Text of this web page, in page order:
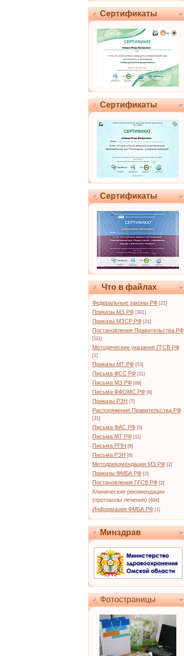
Сертификаты
Сертификаты
Сертификаты
Что в файлах
Федеральные законы РФ [21]
Приказы МЗ РФ [301]
Приказы МЗСР РФ [21]
Постановления Правительства РФ
[111]
Методические указания ГГСВ РФ
[1]
Приказы МТ РФ [53]
Письма ФСС РФ [11]
Письма МЗ РФ [66]
Письма ФФОМС РФ [8]
Приказы РЗН [7]
Распоряжения Правительства РФ
[31]
Письма ФАС РФ [5]
Письма МТ РФ [11]
Письма РПН [8]
Письма РЗН [6]
Методрекомендации МЗ РФ [2]
Приказы ФМБА РФ [2]
Постановления ГГСВ РФ [2]
Клинические рекомендации
(протоколы лечения) [694]
Информация ФМБА РФ [1]
Минздрав
Фотостраницы